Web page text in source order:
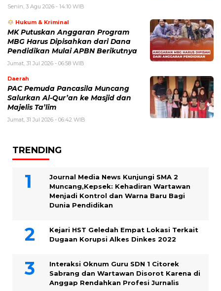
Senin, 3 Agu 2026 - 14:10 WIB
Hukum & Kriminal
MK Putuskan Anggaran Program
MBG Harus Dipisahkan dari Dana
Pendidikan Mulai APBN Berikutnya
Jumat, 31 Jul 2026 - 06:58 WIB
Daerah
PAC Pemuda Pancasila Muncang
Salurkan Al-Qur’an ke Masjid dan
Majelis Ta’lim
Jumat, 31 Jul 2026 - 06:42 WIB
TRENDING
Journal Media News Kunjungi SMA 2
Muncang,Kepsek: Kehadiran Wartawan
Menjadi Kontrol dan Warna Baru Bagi
Dunia Pendidikan
Kejari HST Geledah Empat Lokasi Terkait
Dugaan Korupsi Alkes Dinkes 2022
Interaksi Oknum Guru SDN 1 Citorek
Sabrang dan Wartawan Disorot Karena di
Anggap Rendahkan Profesi Jurnalis